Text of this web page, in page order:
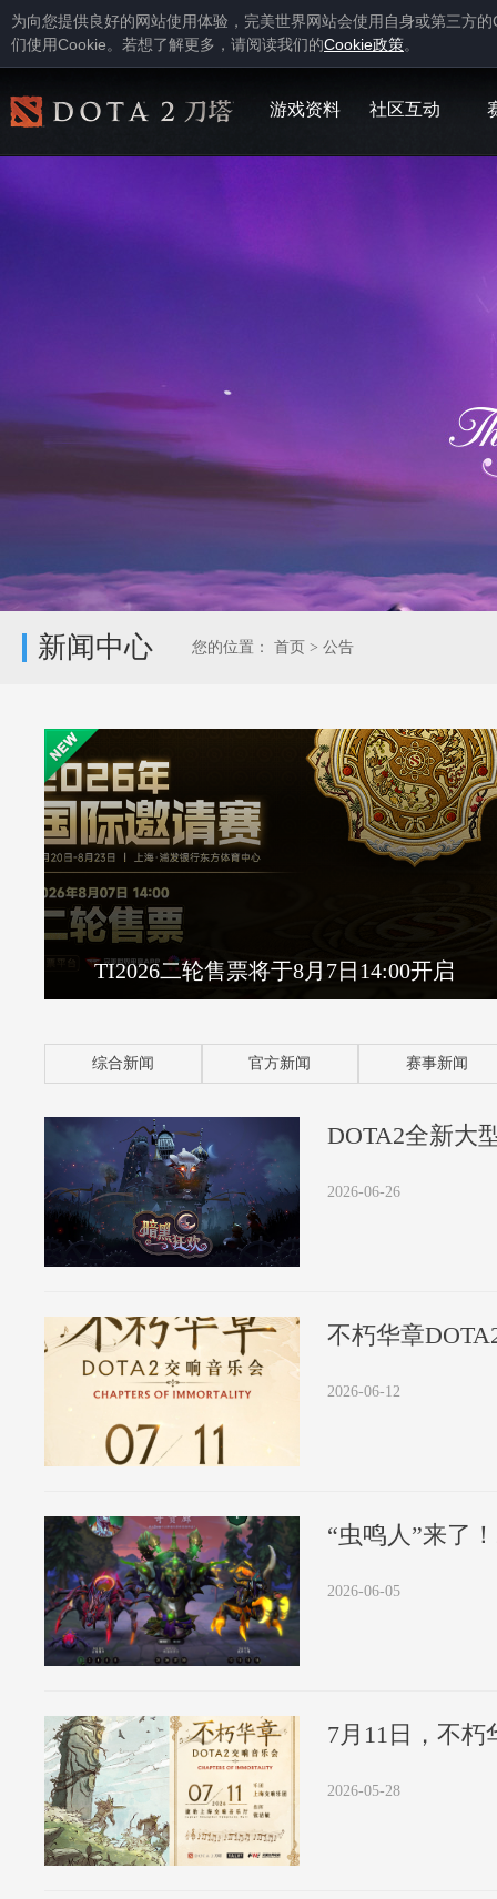
为向您提供良好的网站使用体验，完美世界网站会使用自身或第三方的
们使用Cookie。若想了解更多，请阅读我们的Cookie政策。
游戏资料 社区互动
新闻中心 您的位置： 首页 > 公告
TI2026二轮售票将于8月7日14:00开启
综合新闻 官方新闻 赛事新闻
2026-06-26
不朽华章
2026-06-12
2026-06-05
7月11日，不朽
2026-05-28